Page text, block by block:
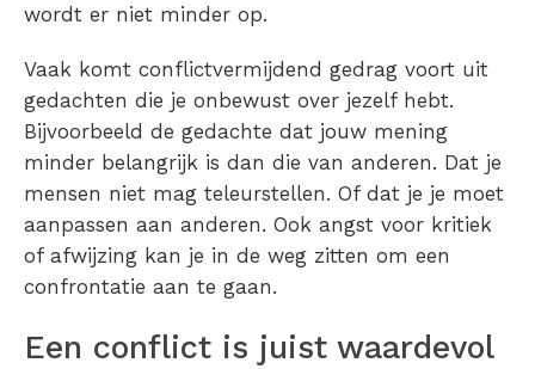
wordt er niet minder op.
Vaak komt conflictvermijdend gedrag voort uit
gedachten die je onbewust over jezelf hebt.
Bijvoorbeeld de gedachte dat jouw mening
minder belangrijk is dan die van anderen. Dat je
mensen niet mag teleurstellen. Of dat je je moet
aanpassen aan anderen. Ook angst voor kritiek
of afwijzing kan je in de weg zitten om een
confrontatie aan te gaan.
Een conflict is juist waardevol